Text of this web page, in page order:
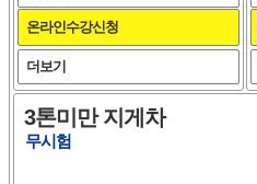
더보기
온라인수강신청
3톤미만 지게차
무시험